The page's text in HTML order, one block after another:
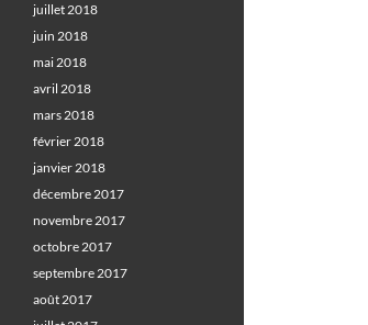
juillet 2018
juin 2018
mai 2018
avril 2018
mars 2018
février 2018
janvier 2018
décembre 2017
novembre 2017
octobre 2017
septembre 2017
août 2017